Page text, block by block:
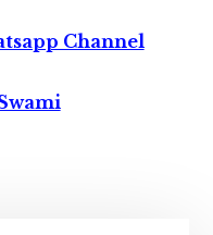
Channel